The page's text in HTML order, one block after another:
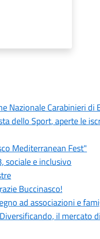
Nazionale Carabinieri di
dello Sport, aperte le
Mediterranean Fest"
sociale e inclusivo
Buccinasco!
ad associazioni e
il mercato